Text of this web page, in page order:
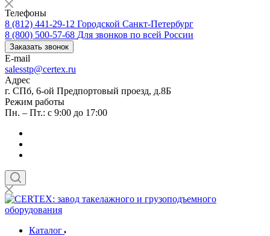
Телефоны
8 (812) 441-29-12 Городской Санкт-Петербург
8 (800) 500-57-68 Для звонков по всей России
Заказать звонок
E-mail
salesstp@certex.ru
Адрес
г. СПб, 6-ой Предпортовый проезд, д.8Б
Режим работы
Пн. – Пт.: с 9:00 до 17:00
Каталог